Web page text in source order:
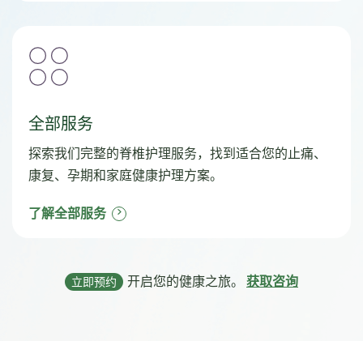
全部服务
探索我们完整的脊椎护理服务，找到适合您的止痛、
康复、孕期和家庭健康护理方案。
了解全部服务
立即预约 开启您的健康之旅。 获取咨询